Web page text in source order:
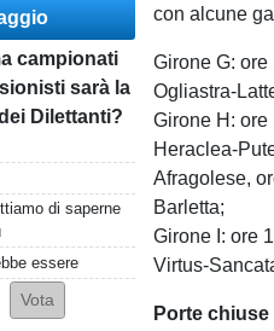
campionati
sarà la
Dilettanti?
di saperne
essere
con alcune
Girone G:
Ogliastra-
Girone H: ore
Heraclea-
Afragolese,
Barletta;
Girone I: ore
Virtus-
Porte chiuse